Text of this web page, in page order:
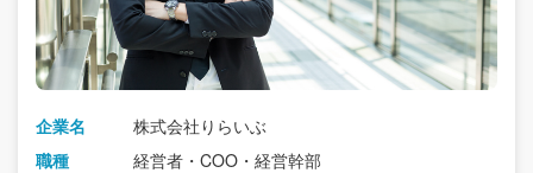
企業名
株式会社りらいぶ
職種
経営者・COO・経営幹部